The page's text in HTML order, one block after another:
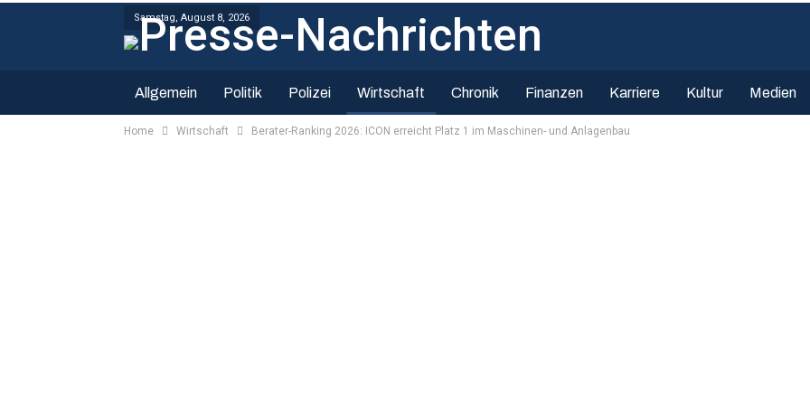
Samstag, August 8, 2026
Allgemein Politik Polizei Wirtschaft Chronik Finanzen Karriere Kultur Medien
Home Wirtschaft Berater-Ranking 2026: ICON erreicht Platz 1 im Maschinen- und Anlagenbau